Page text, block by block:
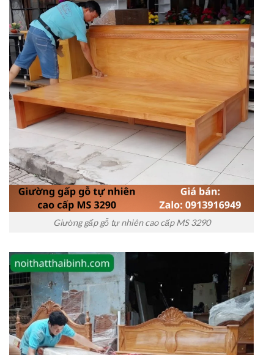
Giường gấp gỗ tự nhiên cao cấp MS 3290